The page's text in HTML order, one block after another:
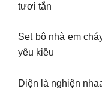
tươi tắn
Set bộ nhà em
yêu kiều
Diện là nghiện